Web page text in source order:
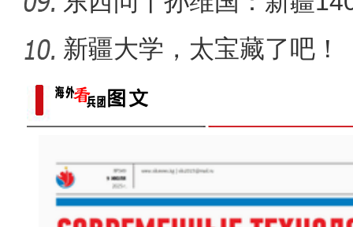
了什么？
新疆大学，太宝藏了吧！